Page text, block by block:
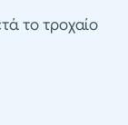
το τροχαίο